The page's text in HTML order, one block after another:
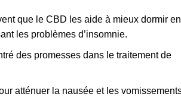
que le CBD les aide à mieux dormir en
les problèmes d’insomnie.
des promesses dans le traitement de
atténuer la nausée et les